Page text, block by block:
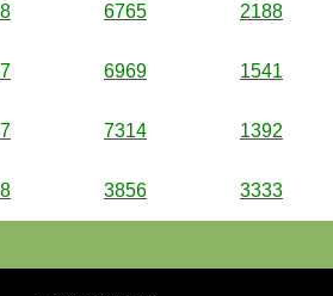
6765 2188
6969 1541
7314 1392
3856 3333